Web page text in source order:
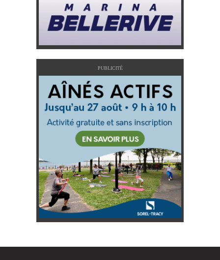
PUBLICITÉ